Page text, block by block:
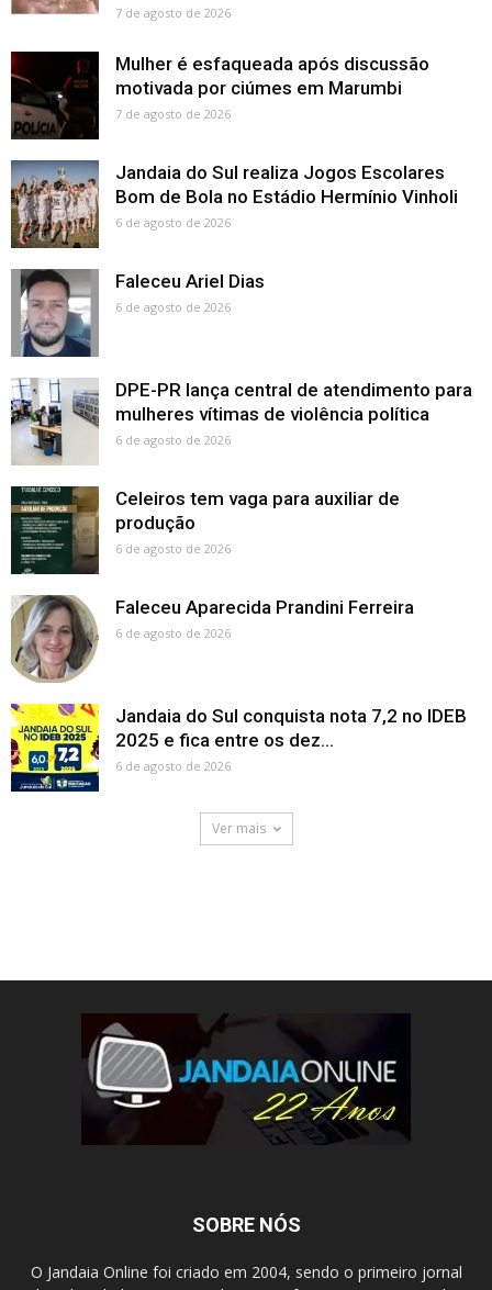
7 de agosto de 2026
Mulher é esfaqueada após discussão
motivada por ciúmes em Marumbi
7 de agosto de 2026
Jandaia do Sul realiza Jogos Escolares
Bom de Bola no Estádio Hermínio Vinholi
6 de agosto de 2026
Faleceu Ariel Dias
6 de agosto de 2026
DPE-PR lança central de atendimento para
mulheres vítimas de violência política
6 de agosto de 2026
Celeiros tem vaga para auxiliar de
produção
6 de agosto de 2026
Faleceu Aparecida Prandini Ferreira
6 de agosto de 2026
Jandaia do Sul conquista nota 7,2 no IDEB
2025 e fica entre os dez...
6 de agosto de 2026
Ver mais
SOBRE NÓS
O Jandaia Online foi criado em 2004, sendo o primeiro jornal